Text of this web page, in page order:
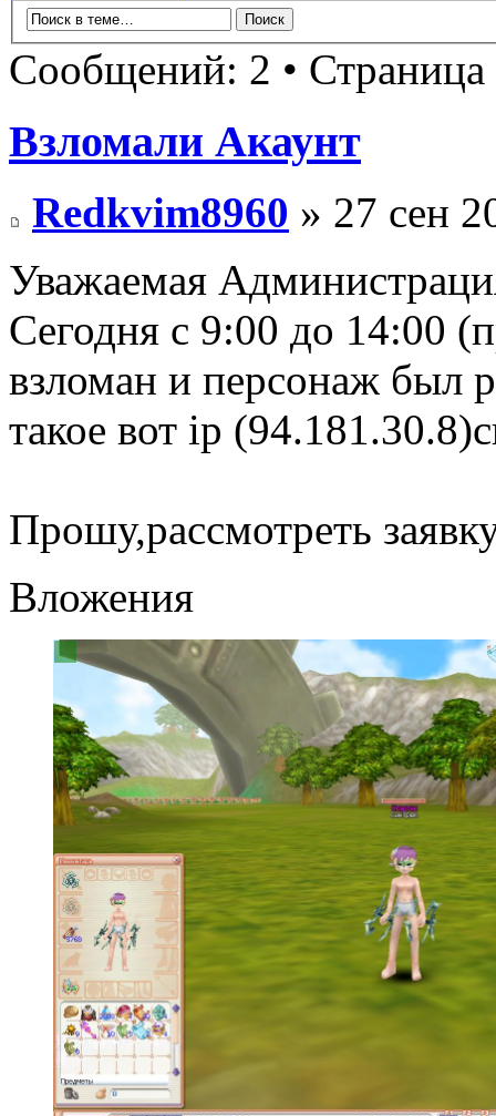
Сообщений: 2 • Страница
Взломали Акаунт
Redkvim8960 » 27 сен
Уважаемая
Сегодня с 9:00 до 14:00
взломан и персонаж был
такое вот ip
Прошу,рассмотреть
Вложения